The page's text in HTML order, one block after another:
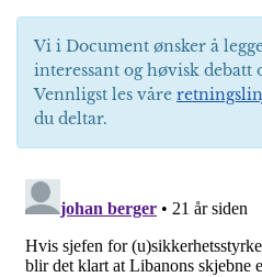
Vi i Document ønsker å
interessant og høvisk debatt
Vennligst les våre
du deltar.